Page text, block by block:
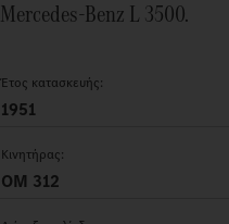
Mercedes‑Benz L 3500.
Έτος κατασκευής:
1951
Κινητήρας:
OM 312